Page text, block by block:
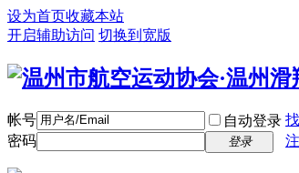
设为首页收藏本站
开启辅助访问 切换到宽版
帐号 自动登录
密码
登录